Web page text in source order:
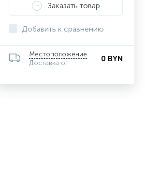
Заказать товар
Добавить к сравнению
Местоположение
Доставка от
0 BYN